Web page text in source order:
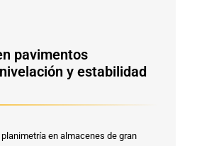
pavimentos
y estabilidad
en almacenes de gran